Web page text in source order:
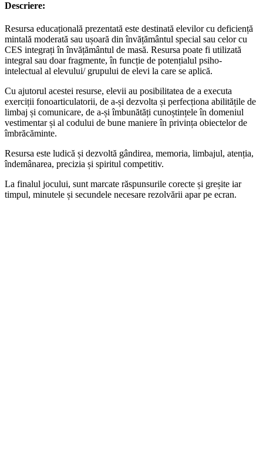
Descriere:
Resursa educațională prezentată este destinată elevilor cu deficiență
mintală moderată sau ușoară din învățământul special sau celor cu
CES integrați în învățământul de masă. Resursa poate fi utilizată
integral sau doar fragmente, în funcție de potențialul psiho-
intelectual al elevului/ grupului de elevi la care se aplică.
Cu ajutorul acestei resurse, elevii au posibilitatea de a executa
exerciții fonoarticulatorii, de a-și dezvolta și perfecționa abilitățile de
limbaj și comunicare, de a-și îmbunătăți cunoștințele în domeniul
vestimentar și al codului de bune maniere în privința obiectelor de
îmbrăcăminte.
Resursa este ludică și dezvoltă gândirea, memoria, limbajul, atenția,
îndemânarea, precizia și spiritul competitiv.
La finalul jocului, sunt marcate răspunsurile corecte și greșite iar
timpul, minutele și secundele necesare rezolvării apar pe ecran.